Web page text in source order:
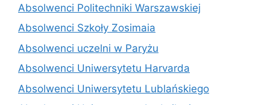
Absolwenci Politechniki Warszawskiej
Absolwenci Szkoły Zosimaia
Absolwenci uczelni w Paryżu
Absolwenci Uniwersytetu Harvarda
Absolwenci Uniwersytetu Lublańskiego